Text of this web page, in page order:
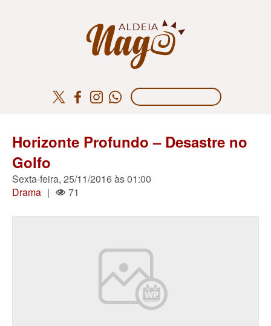
Horizonte Profundo – Desastre no
Golfo
Sexta-feira, 25/11/2016 às 01:00
Drama | 71